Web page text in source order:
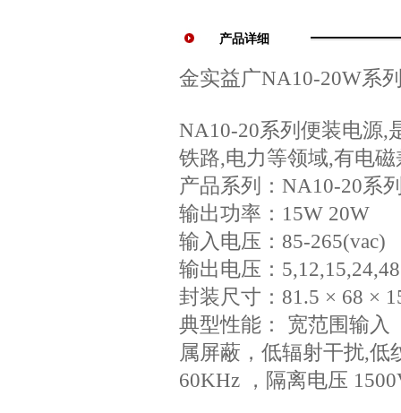
产品详细
金实益广NA10-20W系
NA10-20系列便装电源,
铁路,电力等领域,有电
产品系列：NA10-20系
输出功率：15W 20W
输入电压：85-265(vac)
输出电压：
封装尺寸：81.5 × 68
典型性能： 宽范围输入
属屏蔽，低辐射干扰,
60KHz ，隔离电压